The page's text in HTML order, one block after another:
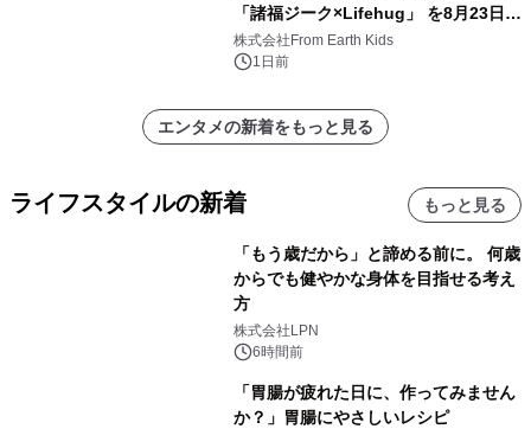
「諸福ジーク×Lifehug」 を8月23日
(日)開催
株式会社From Earth Kids
1日前
エンタメの新着をもっと見る
ライフスタイルの新着 もっと見る
「もう歳だから」と諦める前に。 何歳
からでも健やかな身体を目指せる考え
方
株式会社LPN
6時間前
「胃腸が疲れた日に、作ってみません
か？」胃腸にやさしいレシピ